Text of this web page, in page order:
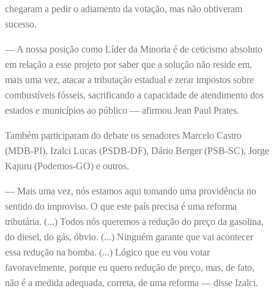
chegaram a pedir o adiamento da votação, mas não obtiveram
sucesso.
— A nossa posição como Líder da Minoria é de ceticismo absoluto
em relação a esse projeto por saber que a solução não reside em,
mais uma vez, atacar a tributação estadual e zerar impostos sobre
combustíveis fósseis, sacrificando a capacidade de atendimento dos
estados e municípios ao público — afirmou Jean Paul Prates.
Também participaram do debate os senadores Marcelo Castro
(MDB-PI), Izalci Lucas (PSDB-DF), Dário Berger (PSB-SC), Jorge
Kajuru (Podemos-GO) e outros.
— Mais uma vez, nós estamos aqui tomando uma providência no
sentido do improviso. O que este país precisa é uma reforma
tributária. (...) Todos nós queremos a redução do preço da gasolina,
do diesel, do gás, óbvio. (...) Ninguém garante que vai acontecer
essa redução na bomba. (...) Lógico que eu vou votar
favoravelmente, porque eu quero redução de preço, mas, de fato,
não é a medida adequada, correta, de uma reforma — disse Izalci.